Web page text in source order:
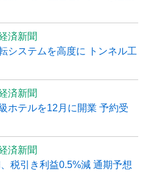
済新聞
システムを高度に トンネル工
済新聞
ホテルを12月に開業 予約受
済新聞
税引き利益0.5%減 通期予想